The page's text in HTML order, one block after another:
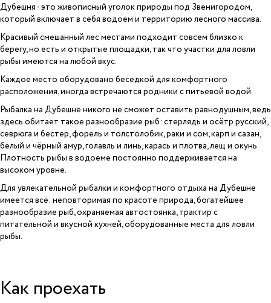
Дубешня - это живописный уголок природы под Звенигородом,
который включает в себя водоем и территорию лесного массива.
Красивый смешанный лес местами подходит совсем близко к
берегу, но есть и открытые площадки, так что участки для ловли
рыбы имеются на любой вкус.
Каждое место оборудовано беседкой для комфортного
расположения, иногда встречаются родники с питьевой водой.
Рыбалка на Дубешне никого не сможет оставить равнодушным, ведь
здесь обитает такое разнообразие рыб: стерлядь и осётр русский,
севрюга и бестер, форель и толстолобик, раки и сом, карп и сазан,
белый и чёрный амур, голавль и линь, карась и плотва, лещ и окунь.
Плотность рыбы в водоеме постоянно поддерживается на
высоком уровне.
Для увлекательной рыбалки и комфортного отдыха на Дубешне
имеется всё: неповторимая по красоте природа, богатейшее
разнообразие рыб, охраняемая автостоянка, трактир с
питательной и вкусной кухней, оборудованные места для ловли
рыбы.
Как проехать